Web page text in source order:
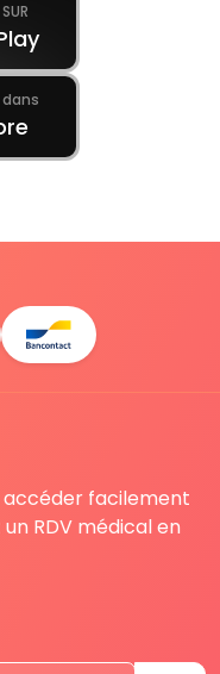
facilement
RDV médical en